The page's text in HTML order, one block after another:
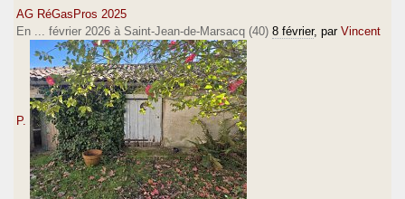
AG RéGasPros 2025
En ... février 2026 à Saint-Jean-de-Marsacq (40) 8 février, par Vincent
P.